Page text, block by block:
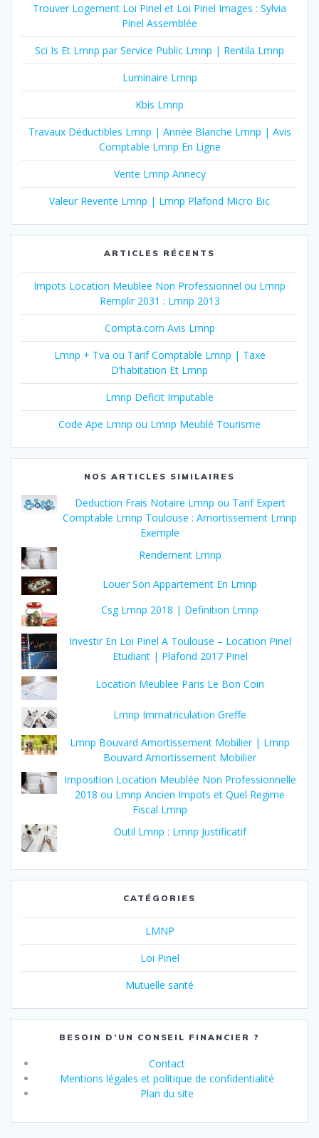
Trouver Logement Loi Pinel et Loi Pinel Images : Sylvia
Pinel Assemblée
Sci Is Et Lmnp par Service Public Lmnp | Rentila Lmnp
Luminaire Lmnp
Kbis Lmnp
Travaux Déductibles Lmnp | Année Blanche Lmnp | Avis
Comptable Lmnp En Ligne
Vente Lmnp Annecy
Valeur Revente Lmnp | Lmnp Plafond Micro Bic
ARTICLES RÉCENTS
Impots Location Meublee Non Professionnel ou Lmnp
Remplir 2031 : Lmnp 2013
Compta.com Avis Lmnp
Lmnp + Tva ou Tarif Comptable Lmnp | Taxe
D’habitation Et Lmnp
Lmnp Deficit Imputable
Code Ape Lmnp ou Lmnp Meublé Tourisme
NOS ARTICLES SIMILAIRES
Deduction Frais Notaire Lmnp ou Tarif Expert
Comptable Lmnp Toulouse : Amortissement Lmnp
Exemple
Rendement Lmnp
Louer Son Appartement En Lmnp
Csg Lmnp 2018 | Definition Lmnp
Investir En Loi Pinel A Toulouse – Location Pinel
Etudiant | Plafond 2017 Pinel
Location Meublee Paris Le Bon Coin
Lmnp Immatriculation Greffe
Lmnp Bouvard Amortissement Mobilier | Lmnp
Bouvard Amortissement Mobilier
Imposition Location Meublée Non Professionnelle
2018 ou Lmnp Ancien Impots et Quel Regime
Fiscal Lmnp
Outil Lmnp : Lmnp Justificatif
CATÉGORIES
LMNP
Loi Pinel
Mutuelle santé
BESOIN D’UN CONSEIL FINANCIER ?
Contact
Mentions légales et politique de confidentialité
Plan du site